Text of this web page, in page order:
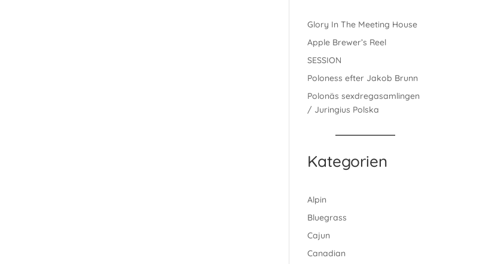
Glory In The Meeting House
Apple Brewer’s Reel
SESSION
Poloness efter Jakob Brunn
Polonäs sexdregasamlingen
/ Juringius Polska
Kategorien
Alpin
Bluegrass
Cajun
Canadian